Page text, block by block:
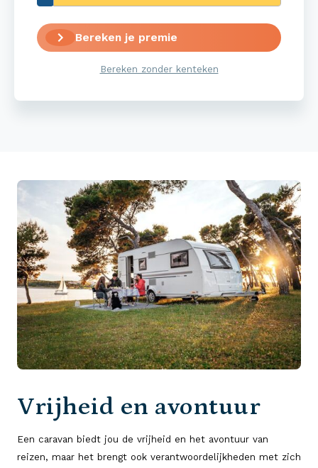
Bereken je premie
Bereken zonder kenteken
Vrijheid en avontuur
Een caravan biedt jou de vrijheid en het avontuur van
reizen, maar het brengt ook verantwoordelijkheden met zich